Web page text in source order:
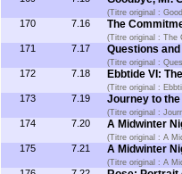
(Titre original :
170
7.16 The
(Titre original : The
171
7.17 Questions
(Titre original :
172
7.18 Ebbtide VI:
(Titre original :
173
7.19 Journey to
(Titre original :
174
7.20 A Midwinter
(Titre original : A
175
7.21 A Midwinter
(Titre original : A